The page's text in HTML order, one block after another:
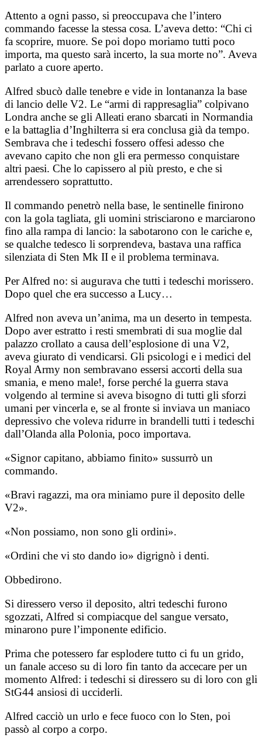
Attento a ogni passo, si preoccupava che l’intero
commando facesse la stessa cosa. L’aveva detto: “Chi ci
fa scoprire, muore. Se poi dopo moriamo tutti poco
importa, ma questo sarà incerto, la sua morte no”. Aveva
parlato a cuore aperto.
Alfred sbucò dalle tenebre e vide in lontananza la base
di lancio delle V2. Le “armi di rappresaglia” colpivano
Londra anche se gli Alleati erano sbarcati in Normandia
e la battaglia d’Inghilterra si era conclusa già da tempo.
Sembrava che i tedeschi fossero offesi adesso che
avevano capito che non gli era permesso conquistare
altri paesi. Che lo capissero al più presto, e che si
arrendessero soprattutto.
Il commando penetrò nella base, le sentinelle finirono
con la gola tagliata, gli uomini strisciarono e marciarono
fino alla rampa di lancio: la sabotarono con le cariche e,
se qualche tedesco li sorprendeva, bastava una raffica
silenziata di Sten Mk II e il problema terminava.
Per Alfred no: si augurava che tutti i tedeschi morissero.
Dopo quel che era successo a Lucy…
Alfred non aveva un’anima, ma un deserto in tempesta.
Dopo aver estratto i resti smembrati di sua moglie dal
palazzo crollato a causa dell’esplosione di una V2,
aveva giurato di vendicarsi. Gli psicologi e i medici del
Royal Army non sembravano essersi accorti della sua
smania, e meno male!, forse perché la guerra stava
volgendo al termine si aveva bisogno di tutti gli sforzi
umani per vincerla e, se al fronte si inviava un maniaco
depressivo che voleva ridurre in brandelli tutti i tedeschi
dall’Olanda alla Polonia, poco importava.
«Signor capitano, abbiamo finito» sussurrò un
commando.
«Bravi ragazzi, ma ora miniamo pure il deposito delle
V2».
«Non possiamo, non sono gli ordini».
«Ordini che vi sto dando io» digrignò i denti.
Obbedirono.
Si diressero verso il deposito, altri tedeschi furono
sgozzati, Alfred si compiacque del sangue versato,
minarono pure l’imponente edificio.
Prima che potessero far esplodere tutto ci fu un grido,
un fanale acceso su di loro fin tanto da accecare per un
momento Alfred: i tedeschi si diressero su di loro con gli
StG44 ansiosi di ucciderli.
Alfred cacciò un urlo e fece fuoco con lo Sten, poi
passò al corpo a corpo.